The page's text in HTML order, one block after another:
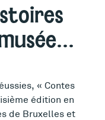
« Contes
édition en
de Bruxelles et